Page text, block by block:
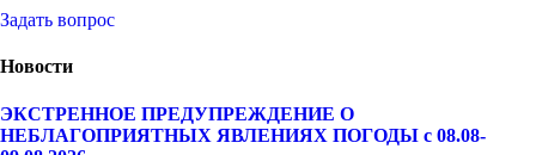
Задать вопрос
Новости
ЭКСТРЕННОЕ ПРЕДУПРЕЖДЕНИЕ О
НЕБЛАГОПРИЯТНЫХ ЯВЛЕНИЯХ ПОГОДЫ с 08.08-